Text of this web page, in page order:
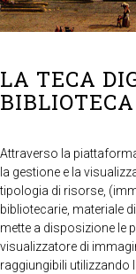
LA TECA
Attraverso la
la gestione e la
tipologia di risorse,
bibliotecarie, materiale
mette a disposizione le
visualizzatore di
raggiungibili utilizzando